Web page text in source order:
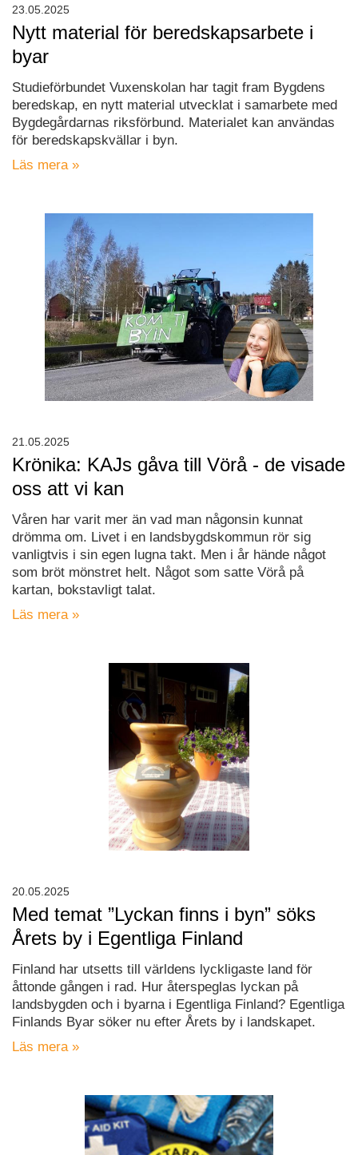
Nytt material för beredskapsarbete i
byar
Studieförbundet Vuxenskolan har tagit fram Bygdens
beredskap, en nytt material utvecklat i samarbete med
Bygdegårdarnas riksförbund. Materialet kan användas
för beredskapskvällar i byn.
Läs mera »
23.05.2025
Krönika: KAJs gåva till Vörå - de visade
oss att vi kan
Våren har varit mer än vad man någonsin kunnat
drömma om. Livet i en landsbygdskommun rör sig
vanligtvis i sin egen lugna takt. Men i år hände något
som bröt mönstret helt. Något som satte Vörå på
kartan, bokstavligt talat.
Läs mera »
21.05.2025
Med temat ”Lyckan finns i byn” söks
Årets by i Egentliga Finland
Finland har utsetts till världens lyckligaste land för
åttonde gången i rad. Hur återspeglas lyckan på
landsbygden och i byarna i Egentliga Finland? Egentliga
Finlands Byar söker nu efter Årets by i landskapet.
Läs mera »
20.05.2025